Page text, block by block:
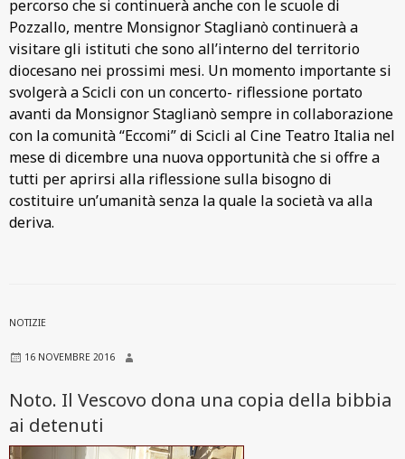
percorso che si continuerà anche con le scuole di
Pozzallo, mentre Monsignor Staglianò continuerà a
visitare gli istituti che sono all’interno del territorio
diocesano nei prossimi mesi. Un momento importante si
svolgerà a Scicli con un concerto- riflessione portato
avanti da Monsignor Staglianò sempre in collaborazione
con la comunità “Eccomi” di Scicli al Cine Teatro Italia nel
mese di dicembre una nuova opportunità che si offre a
tutti per aprirsi alla riflessione sulla bisogno di
costituire un’umanità senza la quale la società va alla
deriva.
NOTIZIE
16 NOVEMBRE 2016
Noto. Il Vescovo dona una copia della bibbia
ai detenuti